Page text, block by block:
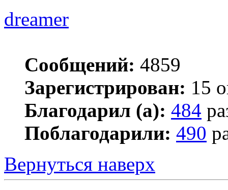
dreamer
Сообщений: 4859
Зарегистрирован: 15
Благодарил (а): 484
Поблагодарили: 490
Вернуться наверх